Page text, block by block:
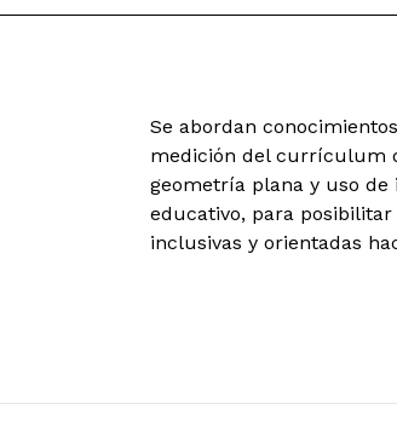
Se abordan
medición del currículum
geometría plana y uso
educativo, para
inclusivas y orientadas